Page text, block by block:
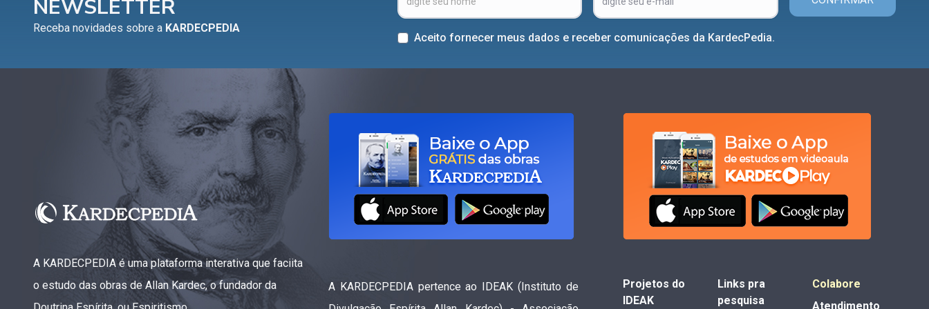
Capítulo XV — Fora da caridade não há salvação
Mamon
Capítulo XVII — Sede perfeitos ▸
Capítulo XVIII — Muitos os chamados, poucos os
▸
Capítulo XIX — A fé transporta montanhas ▸
Capítulo XX — Os trabalhadores da última hora
Capítulo XXI — Haverá falsos cristos e falsos
Capítulo XXII — Não separareis o que Deus
juntou
NEWSLETTER
Receba novidades sobre a KARDECPEDIA
Aceito fornecer meus dados e receber comunicações da KardecPedia.
A KARDECPEDIA é uma plataforma interativa que faciita
o estudo das obras de Allan Kardec, o fundador da
A KARDECPEDIA pertence ao IDEAK (Instituto de
Projetos do
IDEAK
Links pra
pesquisa
Colabore
Atendimento